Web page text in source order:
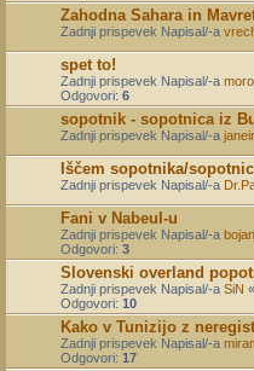
Zahodna Sahara in
Zadnji prispevek Napisal/-a
spet to!
Zadnji prispevek Napisal/-a moro
Odgovori: 6
sopotnik - sopotnica iz
Zadnji prispevek Napisal/-a
Iščem sopotnika/
Zadnji prispevek Napisal/-a
Fani v Nabeul-u
Zadnji prispevek Napisal/-a
Odgovori: 3
Slovenski overland
Zadnji prispevek Napisal/-a SiN «
Odgovori: 10
Kako v Tunizijo z
Zadnji prispevek Napisal/-a
Odgovori: 17